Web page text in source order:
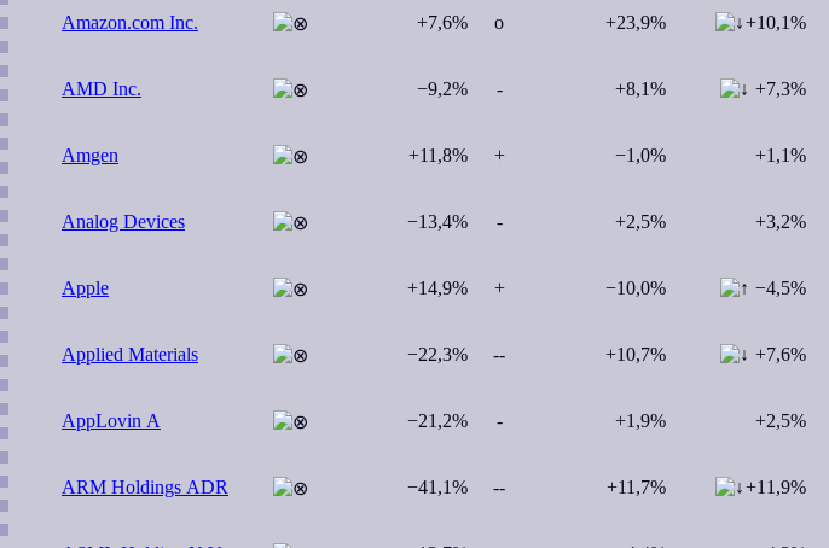
Amazon.com Inc. +7,6% o +23,9% +10,1%
AMD Inc. −9,2% - +8,1% +7,3%
Amgen +11,8% + −1,0% +1,1%
Analog Devices −13,4% - +2,5% +3,2%
Apple +14,9% + −10,0% −4,5%
Applied Materials −22,3% -- +10,7% +7,6%
AppLovin A −21,2% - +1,9% +2,5%
ARM Holdings ADR −41,1% -- +11,7% +11,9%